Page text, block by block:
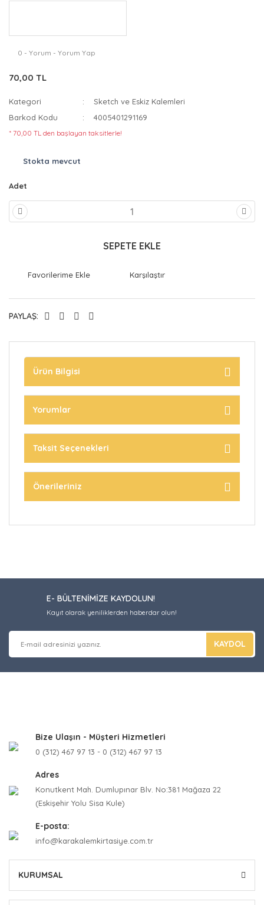
0 - Yorum - Yorum Yap
70,00 TL
Kategori
Sketch ve Eskiz Kalemleri
Barkod Kodu
4005401291169
* 70,00 TL den başlayan taksitlerle!
Stokta mevcut
Adet
SEPETE EKLE
Karşılaştır
PAYLAŞ:
Ürün Bilgisi
Yorumlar
Taksit Seçenekleri
Önerileriniz
E- BÜLTENİMİZE KAYDOLUN!
Kayıt olarak yeniliklerden haberdar olun!
KAYDOL
Bize Ulaşın - Müşteri Hizmetleri
0 (312) 467 97 13 - 0 (312) 467 97 13
Adres
Konutkent Mah. Dumlupınar Blv. No:381 Mağaza 22
(Eskişehir Yolu Sisa Kule)
E-posta:
info@karakalemkirtasiye.com.tr
KURUMSAL